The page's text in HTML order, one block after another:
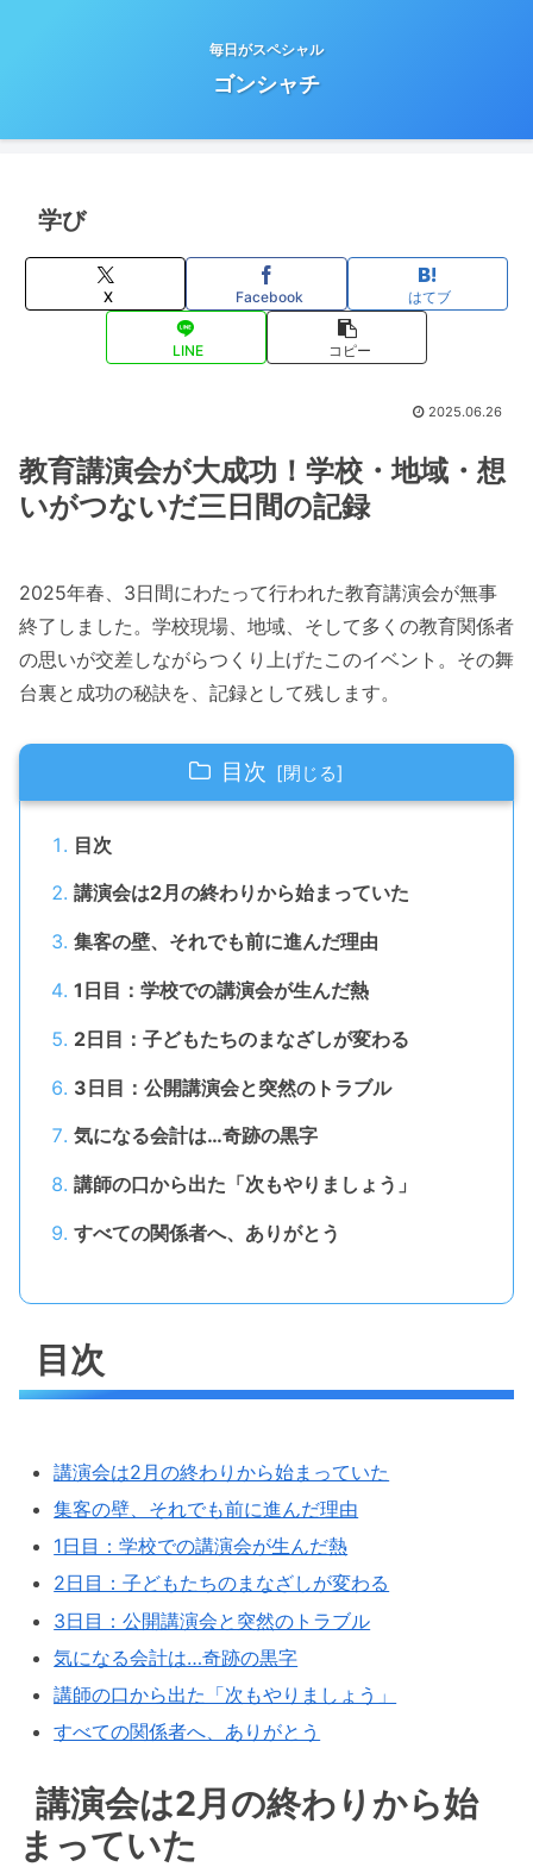
毎日がスペシャル
ゴンシャチ
学び
X Facebook はてブ
LINE コピー
2025.06.26
教育講演会が大成功！学校・地域・想
いがつないだ三日間の記録
2025年春、3日間にわたって行われた教育講演会が無事
終了しました。学校現場、地域、そして多くの教育関係者
の思いが交差しながらつくり上げたこのイベント。その舞
台裏と成功の秘訣を、記録として残します。
目次
目次
講演会は2月の終わりから始まっていた
集客の壁、それでも前に進んだ理由
1日目：学校での講演会が生んだ熱
2日目：子どもたちのまなざしが変わる
3日目：公開講演会と突然のトラブル
気になる会計は…奇跡の黒字
講師の口から出た「次もやりましょう」
すべての関係者へ、ありがとう
目次
講演会は2月の終わりから始まっていた
集客の壁、それでも前に進んだ理由
1日目：学校での講演会が生んだ熱
2日目：子どもたちのまなざしが変わる
3日目：公開講演会と突然のトラブル
気になる会計は…奇跡の黒字
講師の口から出た「次もやりましょう」
すべての関係者へ、ありがとう
講演会は2月の終わりから始
まっていた